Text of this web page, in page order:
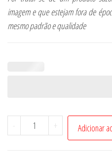
imagem e que estejam fora de
mesmo padrão e qualidade
-
Conjunto
VIP
+ Adicionar